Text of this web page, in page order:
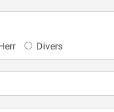
Divers